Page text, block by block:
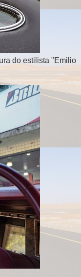
do estilista "Emilio